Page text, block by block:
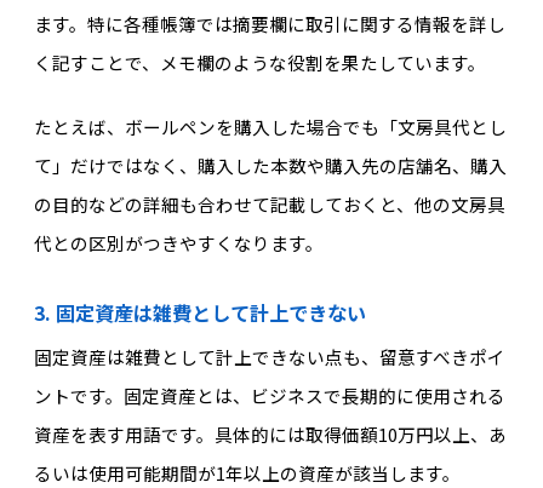
ます。特に各種帳簿では摘要欄に取引に関する情報を詳し
く記すことで、メモ欄のような役割を果たしています。
たとえば、ボールペンを購入した場合でも「文房具代とし
て」だけではなく、購入した本数や購入先の店舗名、購入
の目的などの詳細も合わせて記載しておくと、他の文房具
代との区別がつきやすくなります。
3. 固定資産は雑費として計上できない
固定資産は雑費として計上できない点も、留意すべきポイ
ントです。固定資産とは、ビジネスで長期的に使用される
資産を表す用語です。具体的には取得価額10万円以上、あ
るいは使用可能期間が1年以上の資産が該当します。